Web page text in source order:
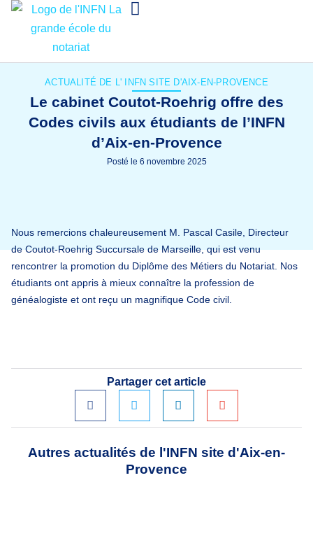
ACTUALITÉ DE L' INFN SITE D'AIX-EN-PROVENCE
Le cabinet Coutot-Roehrig offre des
Codes civils aux étudiants de l’INFN
d’Aix-en-Provence
Posté le 6 novembre 2025
Nous remercions chaleureusement M. Pascal Casile, Directeur
de Coutot-Roehrig Succursale de Marseille, qui est venu
rencontrer la promotion du Diplôme des Métiers du Notariat. Nos
étudiants ont appris à mieux connaître la profession de
généalogiste et ont reçu un magnifique Code civil.
Partager cet article
Autres actualités de l'INFN site d'Aix-en-
Provence